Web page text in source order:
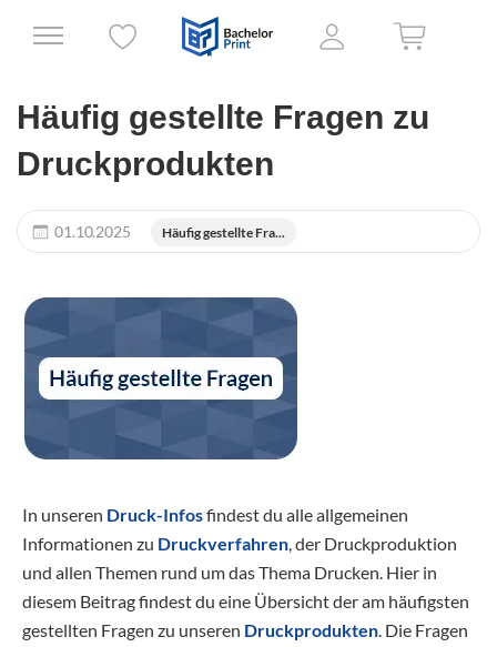
Häufig gestellte Fragen zu
Druckprodukten
01.10.2025 Häufig gestellte Fra...
In unseren Druck-Infosfindest du alle allgemeinen
Informationen zu Druckverfahren, der Druckproduktion
und allen Themen rund um das Thema Drucken. Hier in
diesem Beitrag findest du eine Übersicht der am häufigsten
gestellten Fragen zu unseren Druckprodukten. Die Fragen